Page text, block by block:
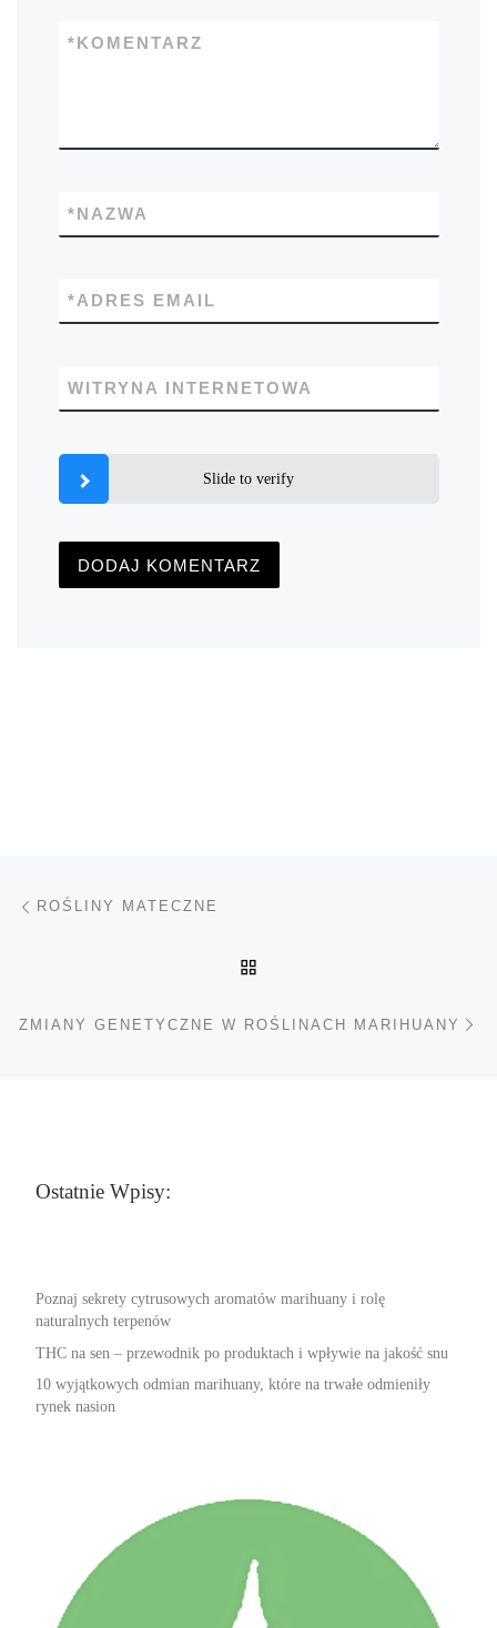
KOMENTARZ
*
NAZWA
*
ADRES EMAIL
*
WITRYNA INTERNETOWA
Slide to verify
Nawigacja wpisu
ROŚLINY MATECZNE
ZMIANY GENETYCZNE W ROŚLINACH MARIHUANY
Ostatnie Wpisy:
Poznaj sekrety cytrusowych aromatów marihuany i rolę
naturalnych terpenów
THC na sen – przewodnik po produktach i wpływie na jakość snu
10 wyjątkowych odmian marihuany, które na trwałe odmieniły
rynek nasion